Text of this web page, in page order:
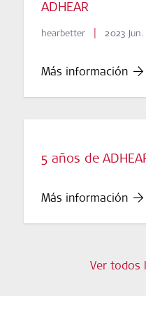
ADHEAR
hearbetter | 2023 Jun.
Más información
5 años de
Más información
Ver todos